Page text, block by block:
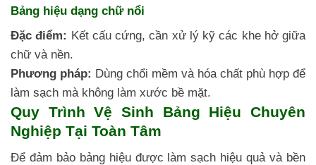
Bảng hiệu dạng chữ nổi
Đặc điểm: Kết cấu cứng, cần xử lý kỹ các khe hở giữa
chữ và nền.
Phương pháp: Dùng chổi mềm và hóa chất phù hợp để
làm sạch mà không làm xước bề mặt.
Quy Trình Vệ Sinh Bảng Hiệu Chuyên
Nghiệp Tại Toàn Tâm
Để đảm bảo bảng hiệu được làm sạch hiệu quả và bền